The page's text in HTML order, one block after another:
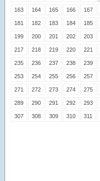
163 164 165 166 167
181 182 183 184 185
199 200 201 202 203
217 218 219 220 221
235 236 237 238 239
253 254 255 256 257
271 272 273 274 275
289 290 291 292 293
307 308 309 310 311